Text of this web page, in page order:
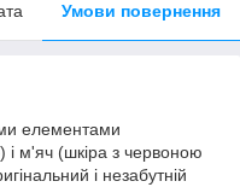
Умови повернення
елементами
і м'яч (шкіра з червоною
і незабутній